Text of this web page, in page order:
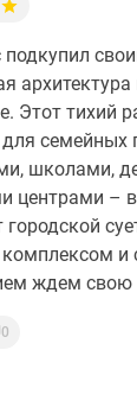
подкупил
Этот тихий
семейных
школами,
центрами –
городской
комплексом
ждем свою
0